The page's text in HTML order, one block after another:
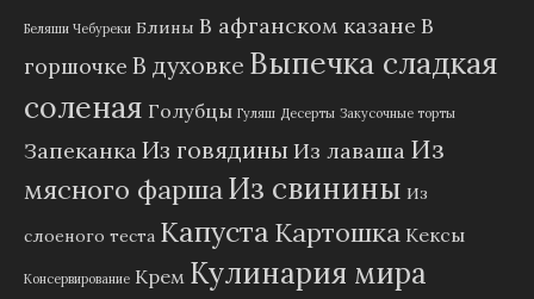
Беляши Чебуреки Блины В афганском казане В
горшочке В духовке Выпечка сладкая
соленая Голубцы Гуляш Десерты Закусочные торты
ЗапеканкаИз говядины Из лаваша Из
мясного фаршаИз свинины Из
слоеного теста Капуста Картошка Кексы
Консервирование Крем Кулинария мира